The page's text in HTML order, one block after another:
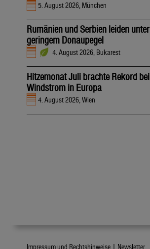
5. August 2026, München
Rumänien und Serbien leiden unter
geringem Donaupegel
4. August 2026, Bukarest
Hitzemonat Juli brachte Rekord bei
Windstrom in Europa
4. August 2026, Wien
Impressum und Rechtshinweise | Newsletter